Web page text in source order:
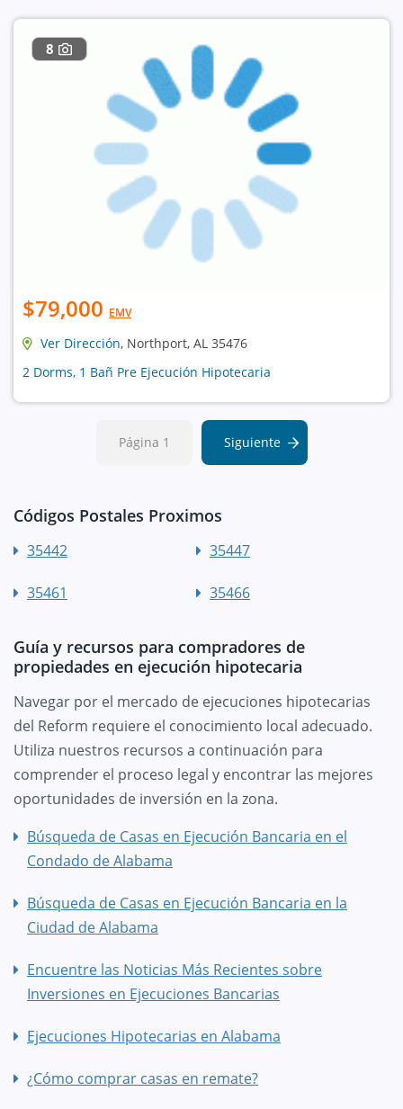
8
$79,000 EMV
Ver Dirección, Northport, AL 35476
2 Dorms, 1 Bañ Pre Ejecución Hipotecaria
Página 1 Siguiente
Códigos Postales Proximos
35442 35447
35461 35466
Guía y recursos para compradores de
propiedades en ejecución hipotecaria
Navegar por el mercado de ejecuciones hipotecarias
del Reform requiere el conocimiento local adecuado.
Utiliza nuestros recursos a continuación para
comprender el proceso legal y encontrar las mejores
oportunidades de inversión en la zona.
Búsqueda de Casas en Ejecución Bancaria en el
Condado de Alabama
Búsqueda de Casas en Ejecución Bancaria en la
Ciudad de Alabama
Encuentre las Noticias Más Recientes sobre
Inversiones en Ejecuciones Bancarias
Ejecuciones Hipotecarias en Alabama
¿Cómo comprar casas en remate?